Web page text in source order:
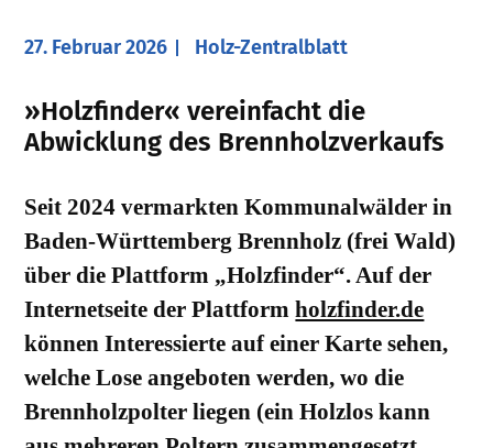
27. Februar 2026 Holz-Zentralblatt
»Holzfinder« vereinfacht die
Abwicklung des Brennholzverkaufs
Seit 2024 vermarkten Kommunalwälder in
Baden-Württemberg Brennholz (frei Wald)
über die Plattform „Holzfinder“. Auf der
Internetseite der Plattformholzfinder.de
können Interessierte auf einer Karte sehen,
welche Lose angeboten werden, wo die
Brennholzpolter liegen (ein Holzlos kann